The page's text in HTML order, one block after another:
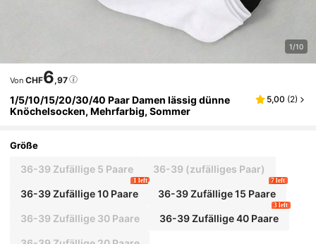
1/10
Von CHF6,97
1/5/10/15/20/30/40 Paar Damen lässig dünne
Knöchelsocken, Mehrfarbig, Sommer
5,00 (2)
Größe
36-39 Zufällige 5 Paare 36-39 (zufälliges Paar)
36-39 Zufällige 10 Paare
1 left
36-39 Zufällige 15 Paare
7 left
36-39 Zufällige 30 Paare 36-39 Zufällige 40 Paare
3 left